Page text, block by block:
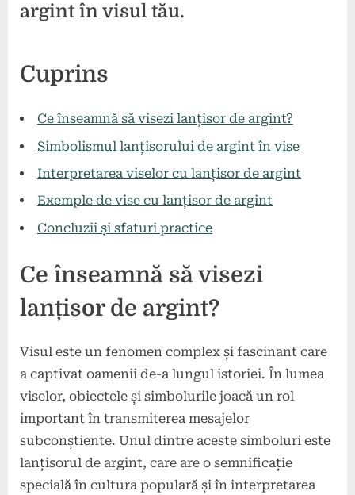
argint în visul tău.
on
august
Cuprins
Ce înseamnă să visezi lanțisor de argint?
Simbolismul lanțisorului de argint în vise
Interpretarea viselor cu lanțisor de argint
Exemple de vise cu lanțisor de argint
Concluzii și sfaturi practice
Ce înseamnă să visezi
lanțisor de argint?
Visul este un fenomen complex și fascinant care
a captivat oamenii de-a lungul istoriei. În lumea
viselor, obiectele și simbolurile joacă un rol
important în transmiterea mesajelor
subconștiente. Unul dintre aceste simboluri este
lanțisorul de argint, care are o semnificație
specială în cultura populară și în interpretarea